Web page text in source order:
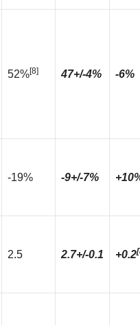
52%[8] 47+/-4% -6%
-19% -9+/-7%
2.5 2.7+/-0.1 +0.2